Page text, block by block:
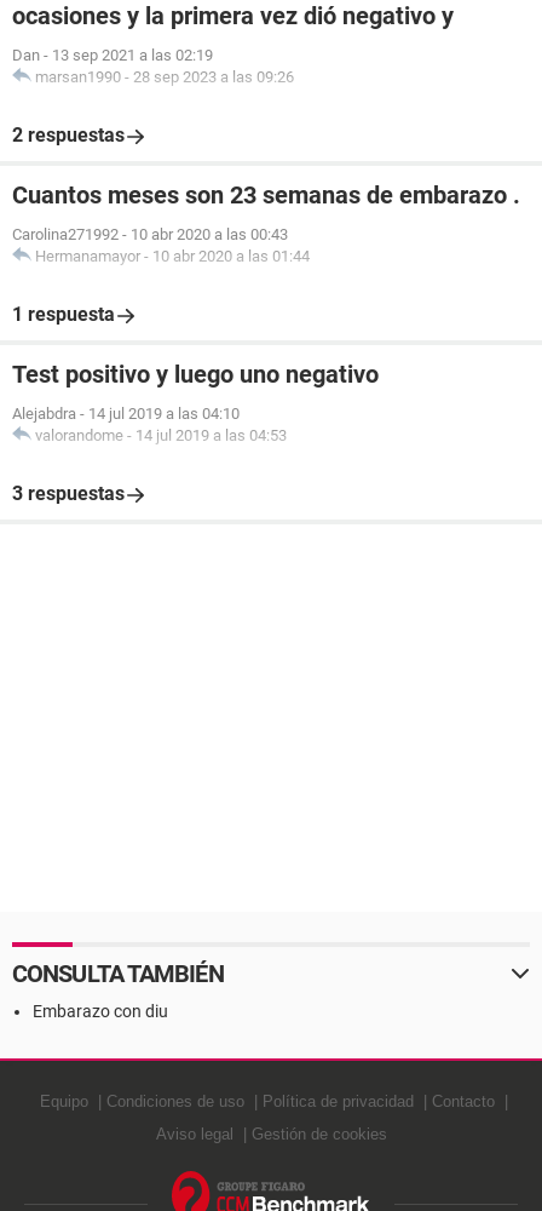
ocasiones y la primera vez dió negativo y
Dan - 13 sep 2021 a las 02:19
marsan1990 - 28 sep 2023 a las 09:26
2 respuestas
Cuantos meses son 23 semanas de embarazo .
Carolina271992 - 10 abr 2020 a las 00:43
Hermanamayor - 10 abr 2020 a las 01:44
1 respuesta
Test positivo y luego uno negativo
Alejabdra - 14 jul 2019 a las 04:10
valorandome - 14 jul 2019 a las 04:53
3 respuestas
CONSULTA TAMBIÉN
Embarazo con diu
Equipo Condiciones de uso Política de privacidad
Contacto
Aviso legal
Gestión de cookies